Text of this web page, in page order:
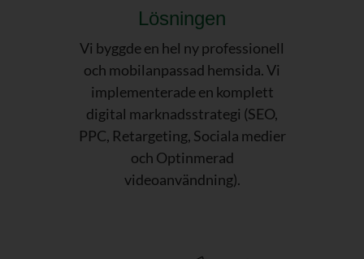
Lösningen
Vi byggde en hel ny professionell
och mobilanpassad hemsida. Vi
implementerade en komplett
digital marknadsstrategi (SEO,
PPC, Retargeting, Sociala medier
och Optinmerad
videoanvändning).